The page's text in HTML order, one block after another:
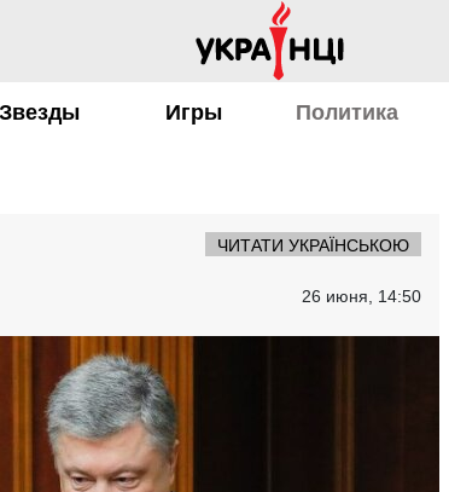
Звезды Игры Политика
ЧИТАТИ УКРАЇНСЬКОЮ
26 июня, 14:50